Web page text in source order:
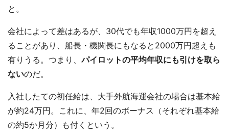
と。
会社によって差はあるが、30代でも年収1000万円を超え
ることがあり、船長・機関長にもなると2000万円超えも
有りうる。つまり、パイロットの平均年収にも引けを取ら
ないのだ。
入社したての初任給は、大手外航海運会社の場合は基本給
が約24万円。これに、年2回のボーナス（それぞれ基本給
の約5か月分）も付くという。